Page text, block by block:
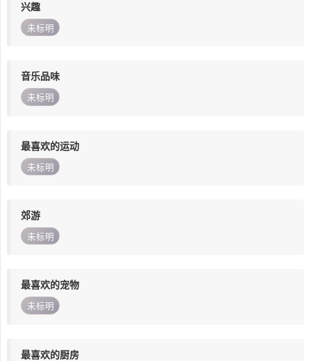
兴趣
未标明
音乐品味
未标明
最喜欢的运动
未标明
郊游
未标明
最喜欢的宠物
未标明
最喜欢的厨房